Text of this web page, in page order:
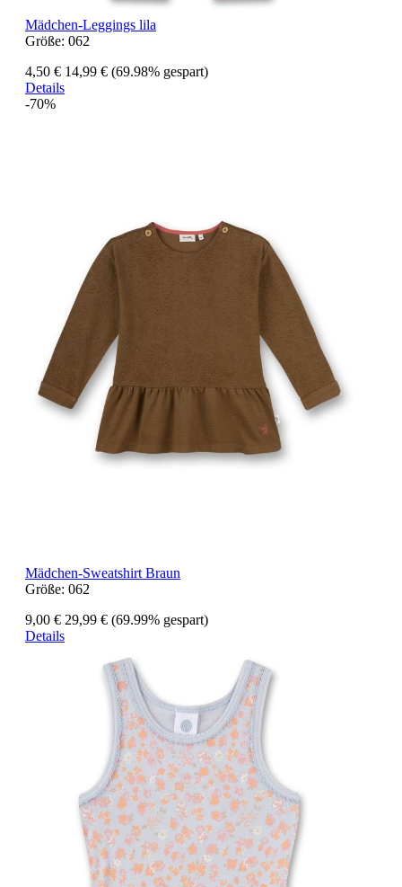
Mädchen-Leggings lila
Größe: 062
4,50 € 14,99 € (69.98% gespart)
Details
-70%
Mädchen-Sweatshirt Braun
Größe: 062
9,00 € 29,99 € (69.99% gespart)
Details